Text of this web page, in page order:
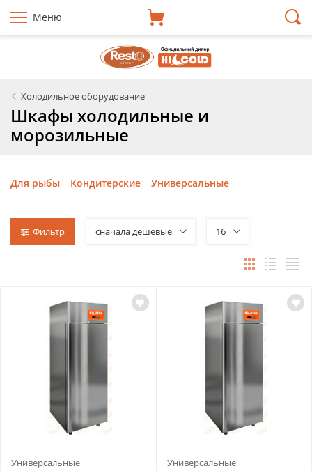
Меню
Холодильное оборудование
Шкафы холодильные и
морозильные
Для рыбы Кондитерские Универсальные
Фильтр сначала дешевые 16
Универсальные
Универсальные